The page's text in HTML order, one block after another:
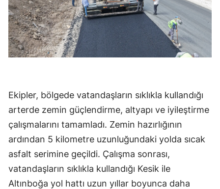
Ekipler, bölgede vatandaşların sıklıkla kullandığı
arterde zemin güçlendirme, altyapı ve iyileştirme
çalışmalarını tamamladı. Zemin hazırlığının
ardından 5 kilometre uzunluğundaki yolda sıcak
asfalt serimine geçildi. Çalışma sonrası,
vatandaşların sıklıkla kullandığı Kesik ile
Altınboğa yol hattı uzun yıllar boyunca daha